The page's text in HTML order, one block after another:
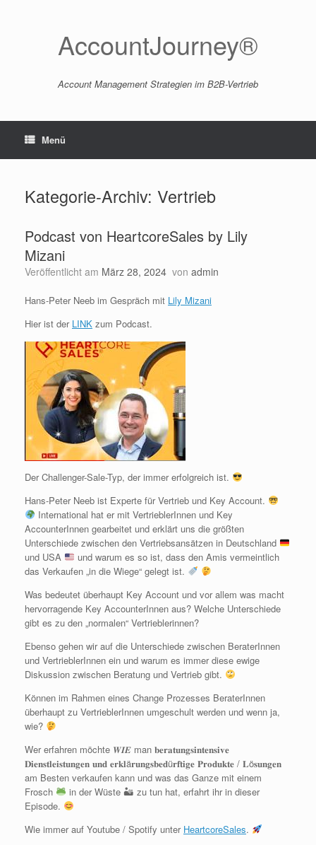
AccountJourney®
Account Management Strategien im B2B-Vertrieb
Menü
Kategorie-Archiv: Vertrieb
Podcast von HeartcoreSales by Lily
Mizani
Veröffentlicht am März 28, 2024 von admin
Hans-Peter Neeb im Gespräch mit Lily Mizani
Hier ist der LINK zum Podcast.
Der Challenger-Sale-Typ, der immer erfolgreich ist.
Hans-Peter Neeb ist Experte für Vertrieb und Key Account.
International hat er mit VertrieblerInnen und Key
AccounterInnen gearbeitet und erklärt uns die größten
Unterschiede zwischen den Vertriebsansätzen in Deutschland
und USA
und warum es so ist, dass den Amis vermeintlich
das Verkaufen „in die Wiege“ gelegt ist.
Was bedeutet überhaupt Key Account und vor allem was macht
hervorragende Key AccounterInnen aus? Welche Unterschiede
gibt es zu den „normalen“ Vertrieblerinnen?
Ebenso gehen wir auf die Unterschiede zwischen BeraterInnen
und VertrieblerInnen ein und warum es immer diese ewige
Diskussion zwischen Beratung und Vertrieb gibt.
Können im Rahmen eines Change Prozesses BeraterInnen
überhaupt zu VertrieblerInnen umgeschult werden und wenn ja,
wie?
Wer erfahren möchte 𝑾𝑰𝑬 man 𝐛𝐞𝐫𝐚𝐭𝐮𝐧𝐠𝐬𝐢𝐧𝐭𝐞𝐧𝐬𝐢𝐯𝐞
𝐃𝐢𝐞𝐧𝐬𝐭𝐥𝐞𝐢𝐬𝐭𝐮𝐧𝐠𝐞𝐧 𝐮𝐧𝐝 𝐞𝐫𝐤𝐥ä𝐫𝐮𝐧𝐠𝐬𝐛𝐞𝐝ü𝐫𝐟𝐭𝐢𝐠𝐞 𝐏𝐫𝐨𝐝𝐮𝐤𝐭𝐞 / 𝐋ö𝐬𝐮𝐧𝐠𝐞𝐧
am Besten verkaufen kann und was das Ganze mit einem
Frosch
in der Wüste 🏜 zu tun hat, erfahrt ihr in dieser
Episode.
Wie immer auf Youtube / Spotify unter HeartcoreSales.